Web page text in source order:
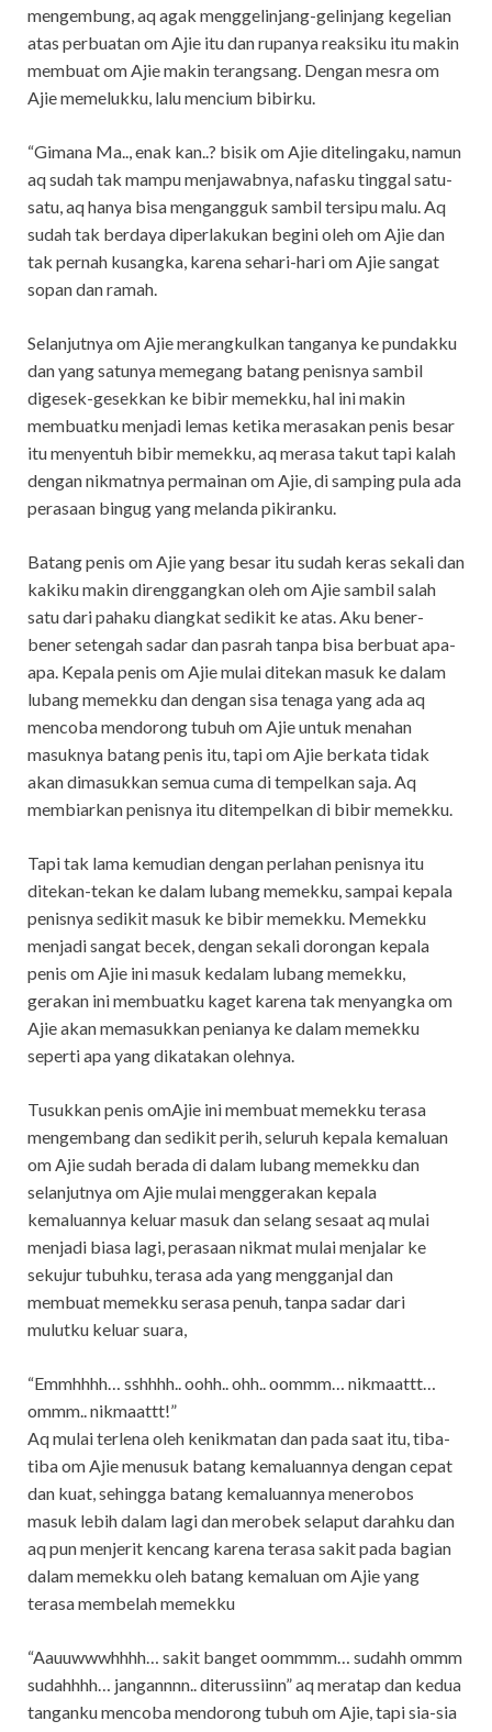
mengembung, aq agak menggelinjang-gelinjang kegelian
atas perbuatan om Ajie itu dan rupanya reaksiku itu makin
membuat om Ajie makin terangsang. Dengan mesra om
Ajie memelukku, lalu mencium bibirku.
“Gimana Ma.., enak kan..? bisik om Ajie ditelingaku, namun
aq sudah tak mampu menjawabnya, nafasku tinggal satu-
satu, aq hanya bisa mengangguk sambil tersipu malu. Aq
sudah tak berdaya diperlakukan begini oleh om Ajie dan
tak pernah kusangka, karena sehari-hari om Ajie sangat
sopan dan ramah.
Selanjutnya om Ajie merangkulkan tanganya ke pundakku
dan yang satunya memegang batang penisnya sambil
digesek-gesekkan ke bibir memekku, hal ini makin
membuatku menjadi lemas ketika merasakan penis besar
itu menyentuh bibir memekku, aq merasa takut tapi kalah
dengan nikmatnya permainan om Ajie, di samping pula ada
perasaan bingug yang melanda pikiranku.
Batang penis om Ajie yang besar itu sudah keras sekali dan
kakiku makin direnggangkan oleh om Ajie sambil salah
satu dari pahaku diangkat sedikit ke atas. Aku bener-
bener setengah sadar dan pasrah tanpa bisa berbuat apa-
apa. Kepala penis om Ajie mulai ditekan masuk ke dalam
lubang memekku dan dengan sisa tenaga yang ada aq
mencoba mendorong tubuh om Ajie untuk menahan
masuknya batang penis itu, tapi om Ajie berkata tidak
akan dimasukkan semua cuma di tempelkan saja. Aq
membiarkan penisnya itu ditempelkan di bibir memekku.
Tapi tak lama kemudian dengan perlahan penisnya itu
ditekan-tekan ke dalam lubang memekku, sampai kepala
penisnya sedikit masuk ke bibir memekku. Memekku
menjadi sangat becek, dengan sekali dorongan kepala
penis om Ajie ini masuk kedalam lubang memekku,
gerakan ini membuatku kaget karena tak menyangka om
Ajie akan memasukkan penianya ke dalam memekku
seperti apa yang dikatakan olehnya.
Tusukkan penis omAjie ini membuat memekku terasa
mengembang dan sedikit perih, seluruh kepala kemaluan
om Ajie sudah berada di dalam lubang memekku dan
selanjutnya om Ajie mulai menggerakan kepala
kemaluannya keluar masuk dan selang sesaat aq mulai
menjadi biasa lagi, perasaan nikmat mulai menjalar ke
sekujur tubuhku, terasa ada yang mengganjal dan
membuat memekku serasa penuh, tanpa sadar dari
mulutku keluar suara,
“Emmhhhh… sshhhh.. oohh.. ohh.. oommm… nikmaattt…
ommm.. nikmaattt!”
Aq mulai terlena oleh kenikmatan dan pada saat itu, tiba-
tiba om Ajie menusuk batang kemaluannya dengan cepat
dan kuat, sehingga batang kemaluannya menerobos
masuk lebih dalam lagi dan merobek selaput darahku dan
aq pun menjerit kencang karena terasa sakit pada bagian
dalam memekku oleh batang kemaluan om Ajie yang
terasa membelah memekku
“Aauuwwwhhhh… sakit banget oommmm… sudahh ommm
sudahhhh… jangannnn.. diterussiinn” aq meratap dan kedua
tanganku mencoba mendorong tubuh om Ajie, tapi sia-sia